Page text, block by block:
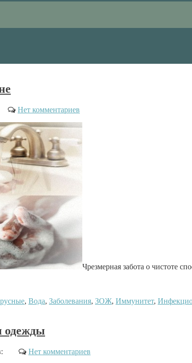
Нет комментариев
Чрезмерная забота о чистоте
, Вода, Заболевания, ЗОЖ, Иммунитет,
одежды
Нет комментариев